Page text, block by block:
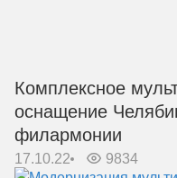
Комплексное
оснащение
филармонии
17.10.22 9834